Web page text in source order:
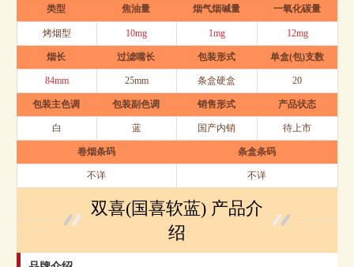
类型 焦油量 烟气烟碱量 一氧化碳量
烤烟型 10mg 1mg 12mg
烟长 过滤嘴长 包装形式 单盒(包)支数
84mm 25mm 条盒硬盒 20
包装主色调 包装副色调 销售形式 产品状态
白 蓝 国产内销 待上市
卷烟条码 条盒条码
不详 不详
双喜(国喜软蓝) 产品介
绍